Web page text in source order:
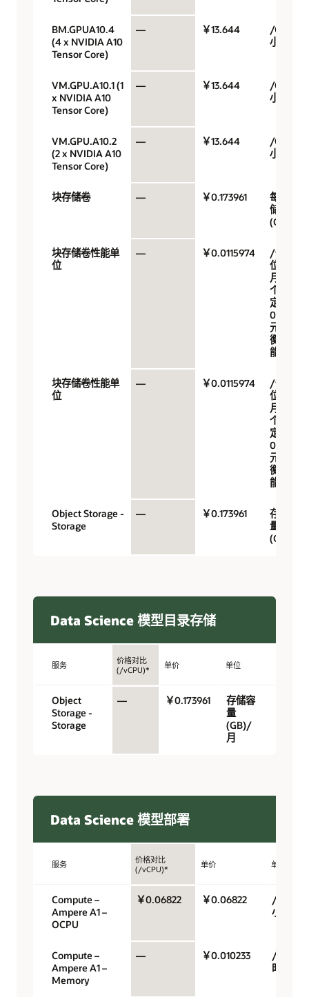
BM.GPUA10.4
(4 x NVIDIA A10
Tensor Core)
— ￥13.644
/GPU/
小时
VM.GPU.A10.1 (1
x NVIDIA A10
Tensor Core)
— ￥13.644
/GPU/
小时
VM.GPU.A10.2
(2 x NVIDIA A10
Tensor Core)
— ￥13.644
/GPU/
小时
块存储卷 — ￥0.173961
每月存
储容量
(GB)
块存储卷性能单
位
— ￥0.0115974
/性能单
位/GB/
月（10
个 VPU
定价
0.017 美
元，均
衡性
能）
块存储卷性能单
位
— ￥0.0115974
/性能单
位/GB/
月（10
个 VPU
定价
0.017 美
元，均
衡性
能）
Object Storage -
Storage
— ￥0.173961
存储容
量
(GB)/月
Data Science 模型目录存储
服务
价格对比
(/vCPU)*
单价 单位
Object
Storage -
Storage
— ￥0.173961
存储容
量
(GB)/
月
Data Science 模型部署
服务
价格对比
(/vCPU)*
单价 单位
Compute –
Ampere A1 –
OCPU
￥0.06822 ￥0.06822
/OCPU/
小时
Compute –
Ampere A1 –
Memory
— ￥0.010233
/GB/小
时